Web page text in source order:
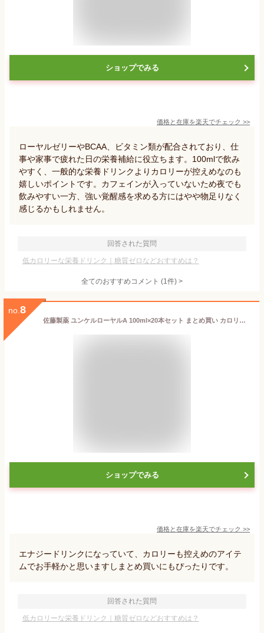
ショップでみる
価格と在庫を楽天でチェック >>
ローヤルゼリーやBCAA、ビタミン類が配合されており、仕
事や家事で疲れた日の栄養補給に役立ちます。100mlで飲み
やすく、一般的な栄養ドリンクよりカロリーが控えめなのも
嬉しいポイントです。カフェインが入っていないため夜でも
飲みやすい一方、強い覚醒感を求める方にはやや物足りなく
感じるかもしれません。
回答された質問
低カロリーな栄養ドリンク｜糖質ゼロなどおすすめは？
全てのおすすめコメント (1件) >
no. 8
佐藤製薬 ユンケルローヤルA 100ml×20本セット まとめ買い カロリー控えめ 栄養ドリンク
ショップでみる
価格と在庫を楽天でチェック >>
エナジードリンクになっていて、カロリーも控えめのアイテ
ムでお手軽かと思いますしまとめ買いにもぴったりです。
回答された質問
低カロリーな栄養ドリンク｜糖質ゼロなどおすすめは？